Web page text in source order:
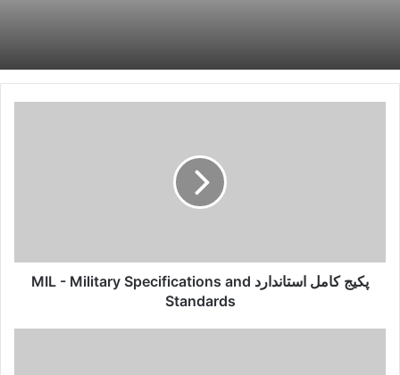
Standards
پکیج کامل استاندارد MIL - Military Specifications and
Standards